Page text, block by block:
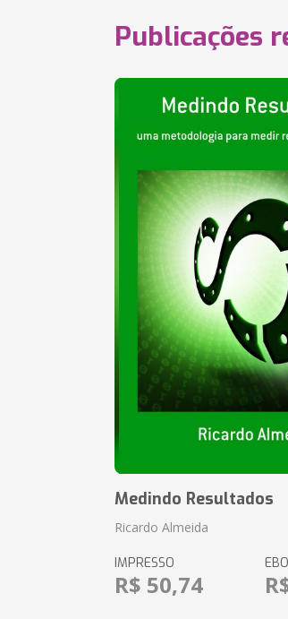
Publicações
Medindo Resultados
Ricardo Almeida
IMPRESSO
R$ 50,74